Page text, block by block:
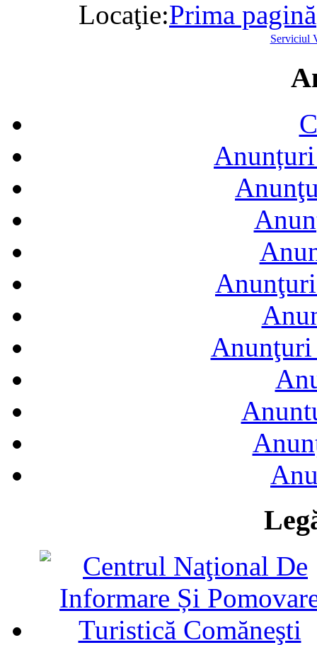
Locaţie:Prima pagină
Serviciul